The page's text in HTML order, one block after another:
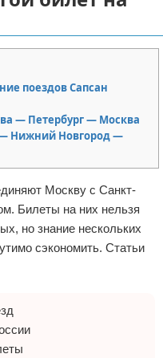
поездов Сапсан
— Петербург — Москва
— Нижний Новгород —
Москву с Санкт-
Билеты на них нельзя
но знание нескольких
сэкономить. Статьи